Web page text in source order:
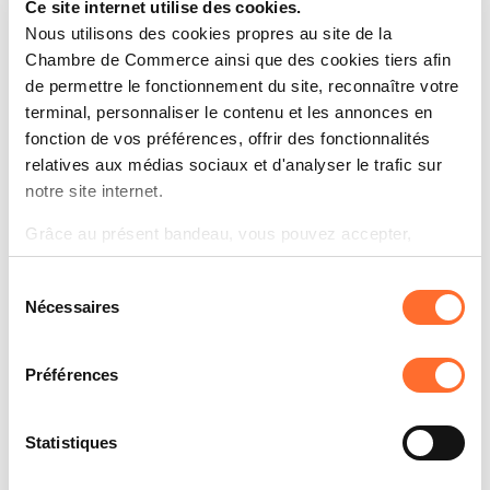
Ce site internet utilise des cookies.
Nous utilisons des cookies propres au site de la
Chambre de Commerce ainsi que des cookies tiers afin
de permettre le fonctionnement du site, reconnaître votre
terminal, personnaliser le contenu et les annonces en
fonction de vos préférences, offrir des fonctionnalités
relatives aux médias sociaux et d'analyser le trafic sur
notre site internet.
Grâce au présent bandeau, vous pouvez accepter,
refuser ou configurer les cookies selon vos préférences,
à l’exception des cookies strictement nécessaires au
fonctionnement du site. Une description des différents
dessus.
fonctionnalités (ex : lecture de vidéos, partage sur les
réseaux sociaux, sauvegarde des préférences de lecture
Nécessaires
Préférences
Statistiques
Vous souhaitez prendre contact avec
nos conseillers?
expansion@houseofentrepreneurship.lu
(+352) 42 39 39 840